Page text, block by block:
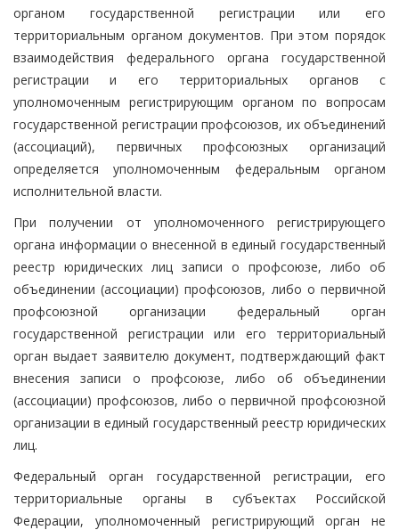
органом государственной регистрации или его
территориальным органом документов. При этом порядок
взаимодействия федерального органа государственной
регистрации и его территориальных органов с
уполномоченным регистрирующим органом по вопросам
государственной регистрации профсоюзов, их объединений
(ассоциаций), первичных профсоюзных организаций
определяется уполномоченным федеральным органом
исполнительной власти.
При получении от уполномоченного регистрирующего
органа информации о внесенной в единый государственный
реестр юридических лиц записи о профсоюзе, либо об
объединении (ассоциации) профсоюзов, либо о первичной
профсоюзной организации федеральный орган
государственной регистрации или его территориальный
орган выдает заявителю документ, подтверждающий факт
внесения записи о профсоюзе, либо об объединении
(ассоциации) профсоюзов, либо о первичной профсоюзной
организации в единый государственный реестр юридических
лиц.
Федеральный орган государственной регистрации, его
территориальные органы в субъектах Российской
Федерации, уполномоченный регистрирующий орган не